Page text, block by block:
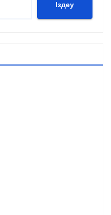
Іздеу